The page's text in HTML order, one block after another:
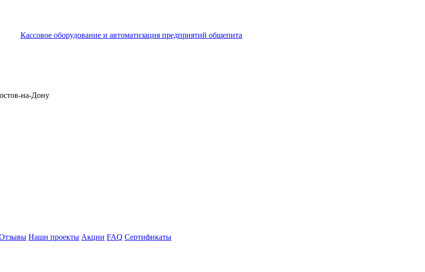
Кассовое оборудование и автоматизация предприятий общепита
на-Дону
Наши проекты Акции FAQ Сертификаты